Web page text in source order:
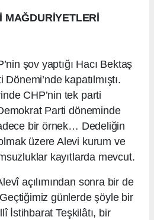
MAĞDURİYETLERİ
şov yaptığı Hacı Bektaş
kapatılmıştı.
CHP’nin tek parti
Parti döneminde
bir örnek… Dedeliğin
üzere Alevi kurum ve
kayıtlarda mevcut.
açılımından sonra bir de
günlerde şöyle bir
İstihbarat Teşkilâtı, bir